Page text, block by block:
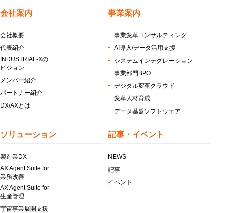
会社案内
会社概要
代表紹介
INDUSTRIAL-Xの
ビジョン
メンバー紹介
パートナー紹介
DX/AXとは
事業案内
事業変革コンサルティング
AI導入/データ活用支援
システムインテグレーション
事業部門BPO
デジタル変革クラウド
変革人材育成
データ基盤ソフトウェア
ソリューション
製造業DX
AX Agent Suite for
業務改善
AX Agent Suite for
生産管理
宇宙事業展開支援
記事・イベント
NEWS
記事
イベント